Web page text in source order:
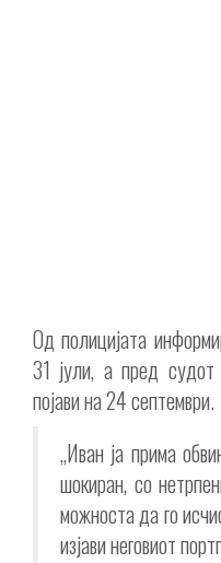
Од полицијата
31 јули, а пред
појави на 24 септември.
„Иван ја прима
шокиран, со
можноста да го
изјави неговиот